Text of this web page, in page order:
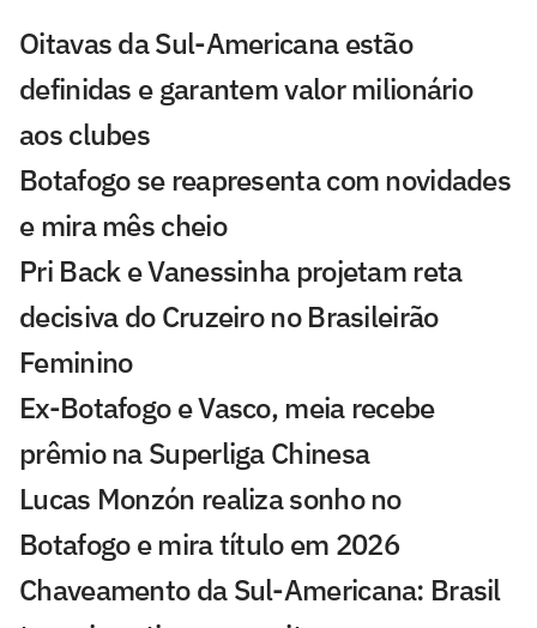
Oitavas da Sul-Americana estão
definidas e garantem valor milionário
aos clubes
Botafogo se reapresenta com novidades
e mira mês cheio
Pri Back e Vanessinha projetam reta
decisiva do Cruzeiro no Brasileirão
Feminino
Ex-Botafogo e Vasco, meia recebe
prêmio na Superliga Chinesa
Lucas Monzón realiza sonho no
Botafogo e mira título em 2026
Chaveamento da Sul-Americana: Brasil